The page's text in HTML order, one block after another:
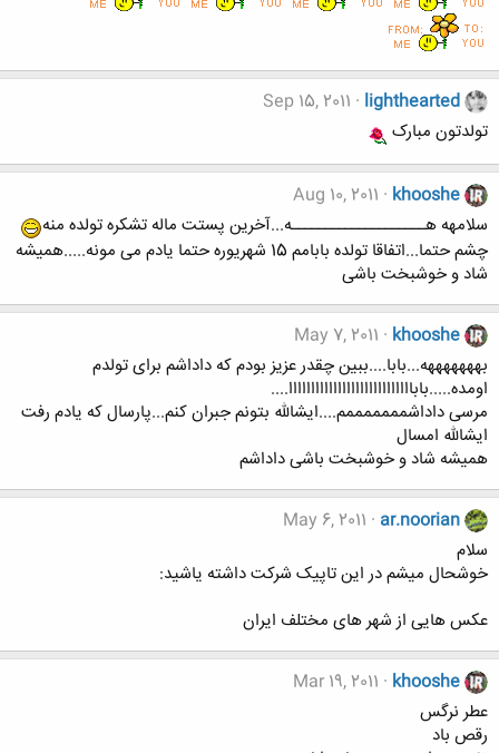
lighthearted
Sep 15, 2011
تولدتون مبارک
khooshe
Aug 10, 2011
سلامهه هــــــــــــــــــــه...آخرین پستت ماله تشکره تولده منه
چشم حتما...اتفاقا تولده بابامم 15 شهریوره حتما یادم می مونه.....همیشه
شاد و خوشبخت باشی
khooshe
May 7, 2011
بهههههههه...بابا....ببین چقدر عزیز بودم که داداشم برای تولدم
اومده.....باباااااااااااااااااااااااااااا....
مرسی داداشمممممممم....ایشالله بتونم جبران کنم...پارسال که یادم رفت
ایشالله امسال
همیشه شاد و خوشبخت باشی داداشم
ar.noorian
May 6, 2011
سلام
خوشحال میشم در این تاپیک شرکت داشته یاشید:
عکس هایی از شهر های مختلف ایران
khooshe
Mar 19, 2011
عطر نرگس
رقص باد